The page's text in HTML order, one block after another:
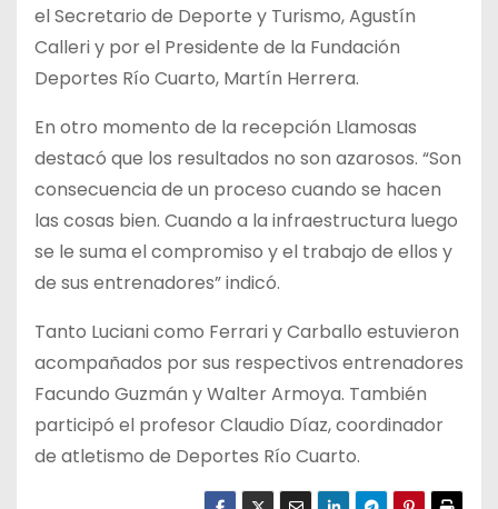
el Secretario de Deporte y Turismo, Agustín
Calleri y por el Presidente de la Fundación
Deportes Río Cuarto, Martín Herrera.
En otro momento de la recepción Llamosas
destacó que los resultados no son azarosos. “Son
consecuencia de un proceso cuando se hacen
las cosas bien. Cuando a la infraestructura luego
se le suma el compromiso y el trabajo de ellos y
de sus entrenadores” indicó.
Tanto Luciani como Ferrari y Carballo estuvieron
acompañados por sus respectivos entrenadores
Facundo Guzmán y Walter Armoya. También
participó el profesor Claudio Díaz, coordinador
de atletismo de Deportes Río Cuarto.